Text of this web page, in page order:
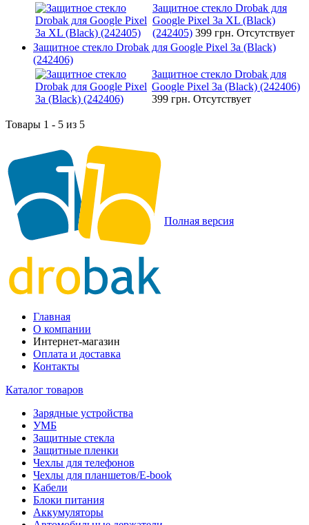
Защитное стекло Drobak для
Google Pixel 3a XL (Black)
(242405) 399 грн. Отсутствует
Защитное стекло Drobak для Google Pixel 3a (Black)
(242406)
Защитное стекло Drobak для
Google Pixel 3a (Black) (242406)
399 грн. Отсутствует
Товары 1 - 5 из 5
Полная версия
Главная
О компании
Интернет-магазин
Оплата и доставка
Контакты
Каталог товаров
Зарядные устройства
УМБ
Защитные стекла
Защитные пленки
Чехлы для телефонов
Чехлы для планшетов/E-book
Кабели
Блоки питания
Аккумуляторы